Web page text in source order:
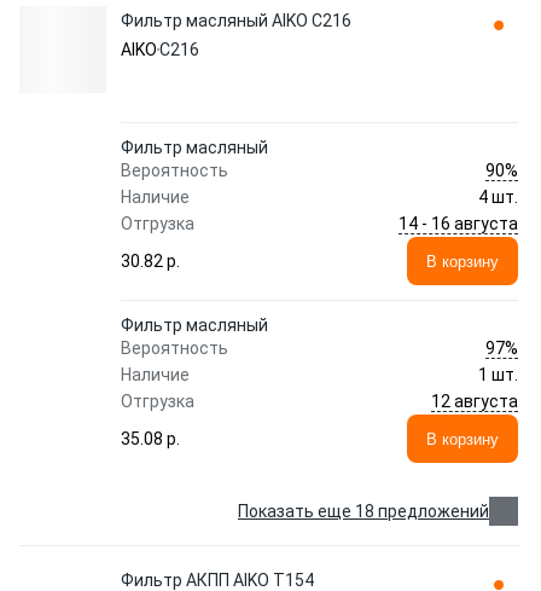
Фильтр масляный AIKO C216
AIKOC216
Фильтр масляный
Вероятность
90%
Наличие
4 шт.
Отгрузка
14 - 16 августа
30.82 p.
В корзину
Фильтр масляный
Вероятность
97%
Наличие
1 шт.
Отгрузка
12 августа
35.08 p.
В корзину
Показать еще 18 предложений
Фильтр АКПП AIKO T154